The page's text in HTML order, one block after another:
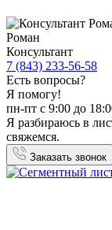
Роман
Консультант
7 (843) 233-56-58
Есть вопросы?
Я помогу!
пн-пт с 9:00 до
Я разбираюсь в
свяжемся.
Заказать звонок